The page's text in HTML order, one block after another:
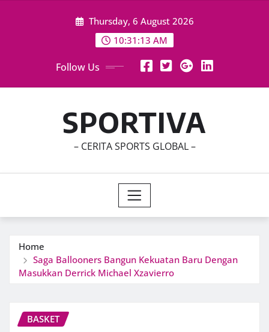
Thursday, 6 August 2026
10:31:14 AM
Follow Us
SPORTIVA
– CERITA SPORTS GLOBAL –
Home
Saga Ballooners Bangun Kekuatan Baru Dengan
Masukkan Derrick Michael Xzavierro
BASKET